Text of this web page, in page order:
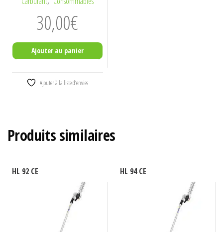
30,00€
Ajouter au panier
Ajouter à la liste d’envies
Produits similaires
HL 92 CE HL 94 CE